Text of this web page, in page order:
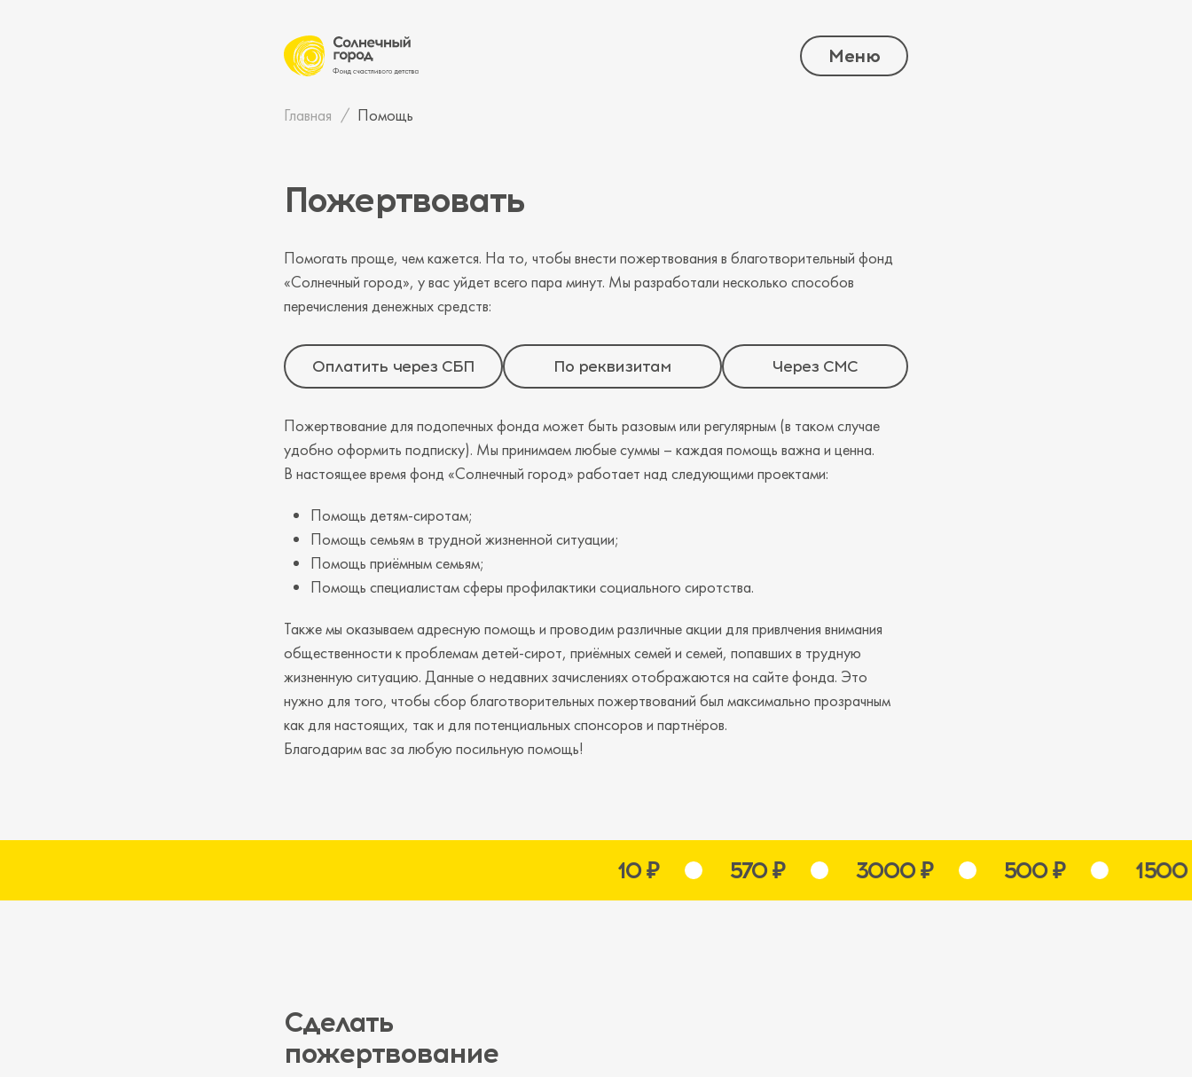
Меню
Главная Помощь
Пожертвовать
Помогать проще, чем кажется. На то, чтобы внести пожертвования в благотворительный фонд
«Солнечный город», у вас уйдет всего пара минут. Мы разработали несколько способов
перечисления денежных средств:
Оплатить через СБП По реквизитам Через СМС
Пожертвование для подопечных фонда может быть разовым или регулярным (в таком случае
удобно оформить подписку). Мы принимаем любые суммы – каждая помощь важна и ценна.
В настоящее время фонд «Солнечный город» работает над следующими проектами:
Помощь детям-сиротам;
Помощь семьям в трудной жизненной ситуации;
Помощь приёмным семьям;
Помощь специалистам сферы профилактики социального сиротства.
Также мы оказываем адресную помощь и проводим различные акции для привлчения внимания
общественности к проблемам детей-сирот, приёмных семей и семей, попавших в трудную
жизненную ситуацию. Данные о недавних зачислениях отображаются на сайте фонда. Это
нужно для того, чтобы сбор благотворительных пожертвований был максимально прозрачным
как для настоящих, так и для потенциальных спонсоров и партнёров.
Благодарим вас за любую посильную помощь!
570 ₽ 3000 ₽ 500 ₽ 1500 ₽
Сделать
пожертвование